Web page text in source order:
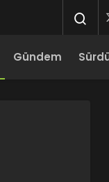
Gündem